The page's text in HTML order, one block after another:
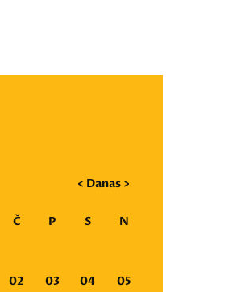
< Danas >
Č P S N
02 03 04 05